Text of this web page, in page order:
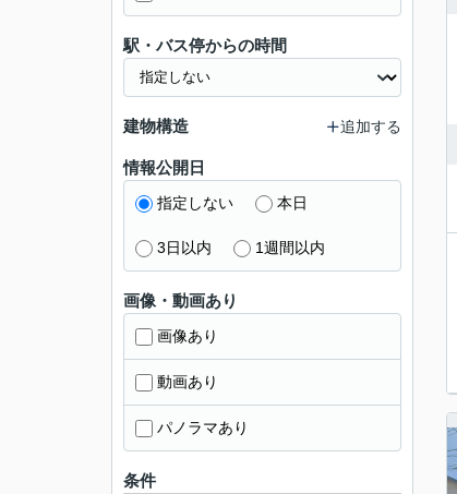
駅・バス停からの時間
建物構造 追加する
情報公開日
指定しない 本日
3日以内 1週間以内
画像・動画あり
画像あり
動画あり
パノラマあり
条件